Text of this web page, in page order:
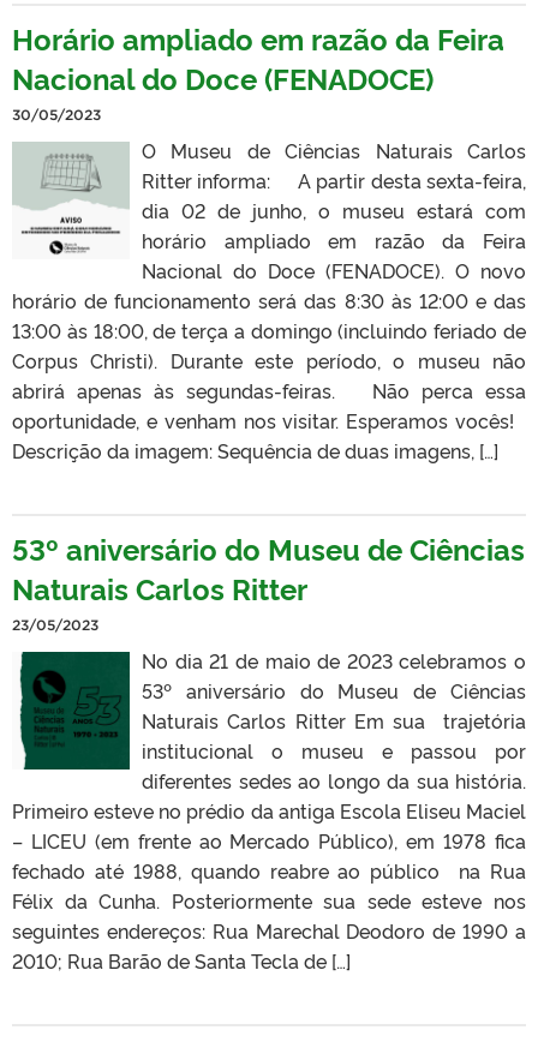
Horário ampliado em razão da Feira
Nacional do Doce (FENADOCE)
30/05/2023
O Museu de Ciências Naturais Carlos
Ritter informa: A partir desta sexta-feira,
dia 02 de junho, o museu estará com
horário ampliado em razão da Feira
Nacional do Doce (FENADOCE). O novo
horário de funcionamento será das 8:30 às 12:00 e das
13:00 às 18:00, de terça a domingo (incluindo feriado de
Corpus Christi). Durante este período, o museu não
abrirá apenas às segundas-feiras. Não perca essa
oportunidade, e venham nos visitar. Esperamos vocês!
Descrição da imagem: Sequência de duas imagens, […]
53º aniversário do Museu de Ciências
Naturais Carlos Ritter
23/05/2023
No dia 21 de maio de 2023 celebramos o
53º aniversário do Museu de Ciências
Naturais Carlos Ritter Em sua trajetória
institucional o museu e passou por
diferentes sedes ao longo da sua história.
Primeiro esteve no prédio da antiga Escola Eliseu Maciel
– LICEU (em frente ao Mercado Público), em 1978 fica
fechado até 1988, quando reabre ao público na Rua
Félix da Cunha. Posteriormente sua sede esteve nos
seguintes endereços: Rua Marechal Deodoro de 1990 a
2010; Rua Barão de Santa Tecla de […]